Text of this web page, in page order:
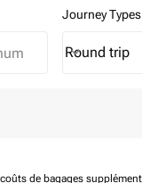
Journey Types
Journey
Round trip
keyboard_arrow_down
de bagages